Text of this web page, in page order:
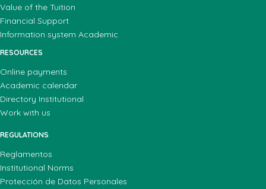
Value of the Tuition
Financial Support
Information system Academic
RESOURCES
Online payments
Academic calendar
Directory Institutional
Work with us
REGULATIONS
Reglamentos
Institutional Norms
Protección de Datos Personales